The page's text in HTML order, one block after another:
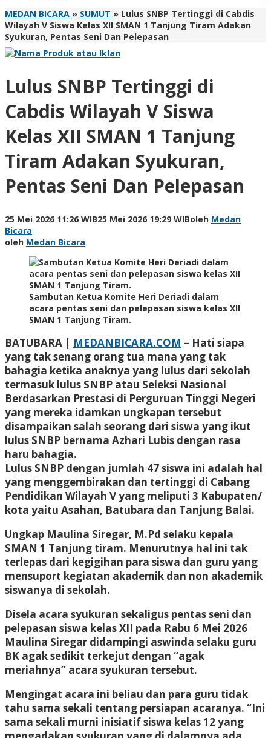
MEDAN BICARA » SUMUT » Lulus SNBP Tertinggi di Cabdis
Wilayah V Siswa Kelas XII SMAN 1 Tanjung Tiram Adakan
Syukuran, Pentas Seni Dan Pelepasan
Lulus SNBP Tertinggi di
Cabdis Wilayah V Siswa
Kelas XII SMAN 1 Tanjung
Tiram Adakan Syukuran,
Pentas Seni Dan Pelepasan
25 Mei 2026 11:26 WIB25 Mei 2026 19:29 WIBoleh Medan
Bicara
oleh Medan Bicara
Sambutan Ketua Komite Heri Deriadi dalam
acara pentas seni dan pelepasan siswa kelas XII
SMAN 1 Tanjung Tiram.
BATUBARA | MEDANBICARA.COM – Hati siapa
yang tak senang orang tua mana yang tak
bahagia ketika anaknya yang lulus dari sekolah
termasuk lulus SNBP atau Seleksi Nasional
Berdasarkan Prestasi di Perguruan Tinggi Negeri
yang mereka idamkan ungkapan tersebut
disampaikan salah seorang dari siswa yang ikut
lulus SNBP bernama Azhari Lubis dengan rasa
haru bahagia.
Lulus SNBP dengan jumlah 47 siswa ini adalah hal
yang menggembirakan dan tertinggi di Cabang
Pendidikan Wilayah V yang meliputi 3 Kabupaten/
kota yaitu Asahan, Batubara dan Tanjung Balai.
Ungkap Maulina Siregar, M.Pd selaku kepala
SMAN 1 Tanjung tiram. Menurutnya hal ini tak
terlepas dari kegigihan para siswa dan guru yang
mensuport kegiatan akademik dan non akademik
siswanya di sekolah.
Disela acara syukuran sekaligus pentas seni dan
pelepasan siswa kelas XII pada Rabu 6 Mei 2026
Maulina Siregar didampingi aswinda selaku guru
BK agak sedikit terkejut dengan “agak
meriahnya” acara syukuran tersebut.
Mengingat acara ini beliau dan para guru tidak
tahu sama sekali tentang persiapan acaranya. “Ini
sama sekali murni inisiatif siswa kelas 12 yang